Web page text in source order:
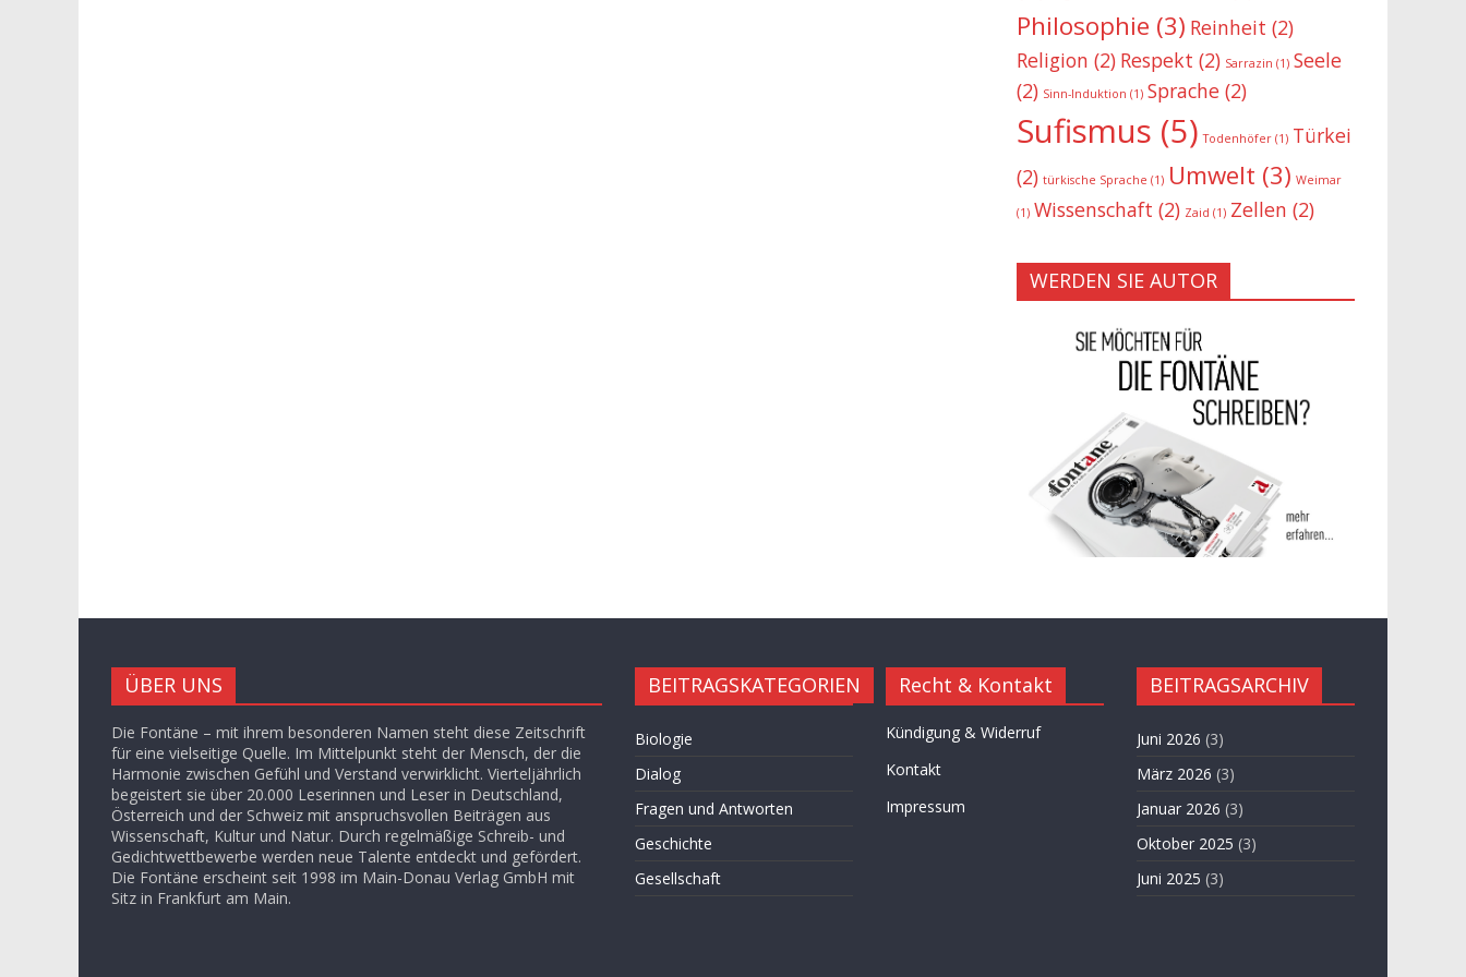
Philosophie (3) Reinheit (2)
Religion (2) Respekt (2) Sarrazin (1) Seele
(2) Sinn-Induktion (1) Sprache (2)
Sufismus (5) Todenhöfer (1) Türkei
(2) türkische Sprache (1) Umwelt (3) Weimar
(1) Wissenschaft (2) Zaid (1) Zellen (2)
WERDEN SIE AUTOR
ÜBER UNS
Die Fontäne – mit ihrem besonderen Namen steht diese Zeitschrift
für eine vielseitige Quelle. Im Mittelpunkt steht der Mensch, der die
Harmonie zwischen Gefühl und Verstand verwirklicht. Vierteljährlich
begeistert sie über 20.000 Leserinnen und Leser in Deutschland,
Österreich und der Schweiz mit anspruchsvollen Beiträgen aus
Wissenschaft, Kultur und Natur. Durch regelmäßige Schreib- und
Gedichtwettbewerbe werden neue Talente entdeckt und gefördert.
Die Fontäne erscheint seit 1998 im Main-Donau Verlag GmbH mit
Sitz in Frankfurt am Main.
BEITRAGSKATEGORIEN
Biologie
Dialog
Fragen und Antworten
Geschichte
Gesellschaft
Recht & Kontakt
Kündigung & Widerruf
Kontakt
Impressum
BEITRAGSARCHIV
Juni 2026 (3)
März 2026 (3)
Januar 2026 (3)
Oktober 2025 (3)
Juni 2025 (3)